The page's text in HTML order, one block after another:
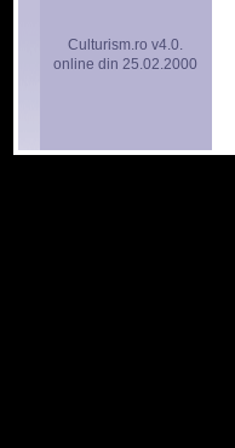
Culturism.ro v4.0.
online din 25.02.2000